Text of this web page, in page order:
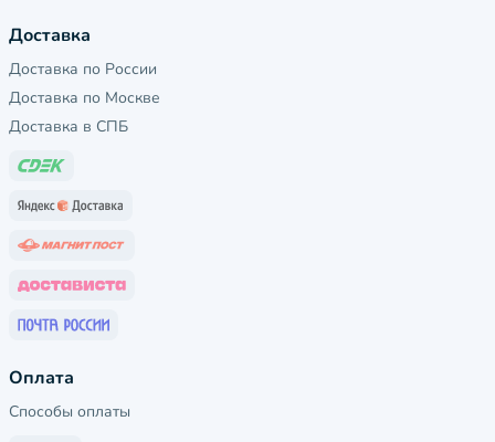
Доставка
Доставка по России
Доставка по Москве
Доставка в СПБ
Оплата
Способы оплаты